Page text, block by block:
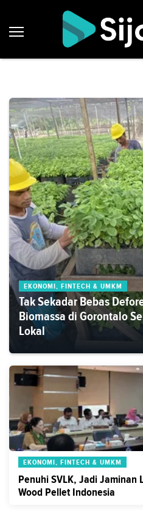
EKONOMI, FINTECH & UMKM
Tak Sekadar Bebas
Biomassa di Gorontalo
Lokal
EKONOMI, FINTECH & UMKM
Penuhi SVLK, Jadi Jaminan
Wood Pellet Indonesia